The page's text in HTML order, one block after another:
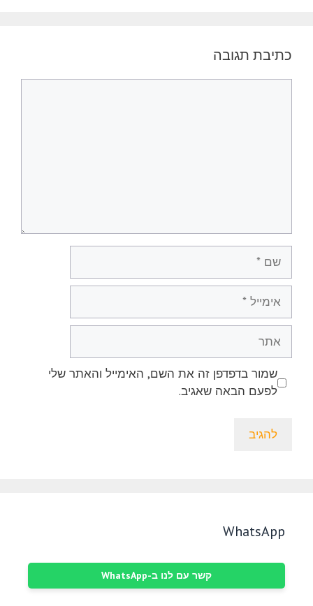
כתיבת תגובה
שמור בדפדפן זה את השם, האימייל והאתר שלי
לפעם הבאה שאגיב.
WhatsApp
קשר עם לנו ב-WhatsApp